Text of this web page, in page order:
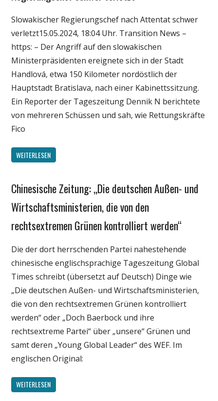
Politik
Wirtschaft
Wissenschaft
Slowakischer Regierungschef nach Attentat schwer
verletzt15.05.2024, 18:04 Uhr. Transition News –
https: – Der Angriff auf den slowakischen
Ministerpräsidenten ereignete sich in der Stadt
Handlová, etwa 150 Kilometer nordöstlich der
Hauptstadt Bratislava, nach einer Kabinettssitzung.
Ein Reporter der Tageszeitung Dennik N berichtete
von mehreren Schüssen und sah, wie Rettungskräfte
Fico
WEITERLESEN
Gesellschaft
Wirtschaft
Wissenschaft
Chinesische Zeitung: „Die deutschen Außen- und
Wirtschaftsministerien, die von den
rechtsextremen Grünen kontrolliert werden“
Die der dort herrschenden Partei nahestehende
chinesische englischsprachige Tageszeitung Global
Times schreibt (übersetzt auf Deutsch) Dinge wie
„Die deutschen Außen- und Wirtschaftsministerien,
die von den rechtsextremen Grünen kontrolliert
werden“ oder „Doch Baerbock und ihre
rechtsextreme Partei“ über „unsere“ Grünen und
samt deren „Young Global Leader“ des WEF. Im
englischen Original:
WEITERLESEN